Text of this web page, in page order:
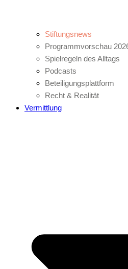
Stiftungsnews
Programmvorschau
Spielregeln des Alltags
Podcasts
Beteiligungsplattform
Recht & Realität
Vermittlung